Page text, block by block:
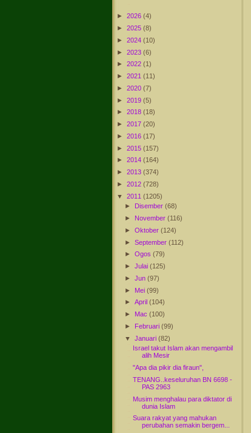
► 2026 (4)
► 2025 (8)
► 2024 (10)
► 2023 (6)
► 2022 (1)
► 2021 (11)
► 2020 (7)
► 2019 (5)
► 2018 (18)
► 2017 (20)
► 2016 (17)
► 2015 (157)
► 2014 (164)
► 2013 (374)
► 2012 (728)
▼
2011 (1205)
►
Disember(68)
► November(116)
►Oktober(124)
►September(112)
►Ogos(79)
►Julai(125)
►Jun(97)
► Mei(99)
►April(104)
► Mac(100)
► Februari(99)
▼
Januari(82)
Israel takut Islam akan mengambil
alih Mesir
"Apa dia pikir dia firaun",
TENANG..keseluruhan BN 6698 -
PAS 2963
Musim menghalau para diktator di
dunia Islam
Suara rakyat yang mahukan
perubahan semakin bergem...